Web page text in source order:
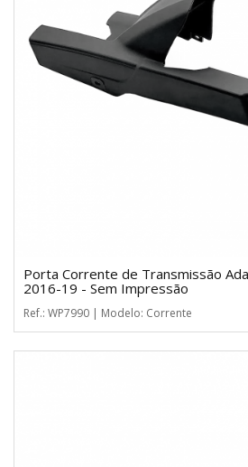
Porta Corrente de Transmissão
2016-19 - Sem Impressão
Ref.: WP7990 | Modelo: Corrente